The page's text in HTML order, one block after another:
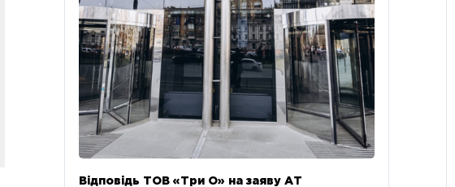
Відповідь ТОВ «Три О» на заяву АТ